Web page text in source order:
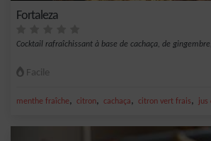
Fortaleza
Cocktail rafraîchissant à base de cachaça, de
Facile
menthe fraîche, citron, cachaça, citron vert frais, jus